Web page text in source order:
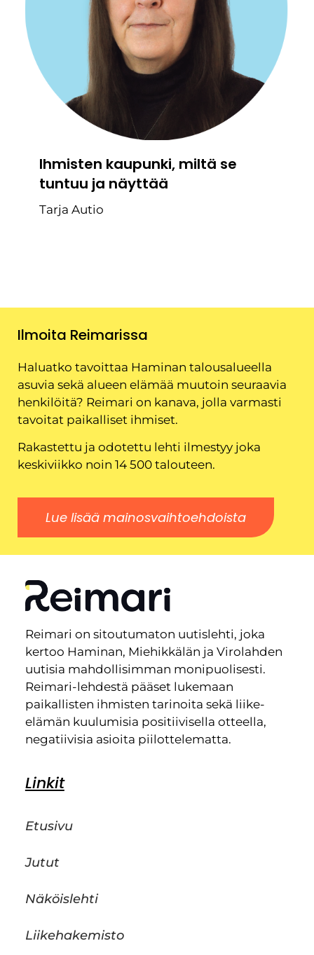
Ihmisten kaupunki, miltä se
tuntuu ja näyttää
Tarja Autio
Ilmoita Reimarissa
Haluatko tavoittaa Haminan talousalueella
asuvia sekä alueen elämää muutoin seuraavia
henkilöitä? Reimari on kanava, jolla varmasti
tavoitat paikalliset ihmiset.
Rakastettu ja odotettu lehti ilmestyy joka
keskiviikko noin 14 500 talouteen.
Lue lisää mainosvaihtoehdoista
Reimari on sitoutumaton uutislehti, joka
kertoo Haminan, Miehikkälän ja Virolahden
uutisia mahdollisimman monipuolisesti.
Reimari-lehdestä pääset lukemaan
paikallisten ihmisten tarinoita sekä liike-
elämän kuulumisia positiivisella otteella,
negatiivisia asioita piilottelematta.
Linkit
Etusivu
Jutut
Näköislehti
Liikehakemisto